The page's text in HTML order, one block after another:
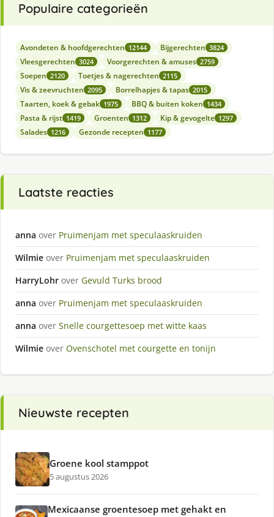
Populaire categorieën
Avondeten & hoofdgerechten 12144 Bijgerechten 3824
Vleesgerechten 3024 Voorgerechten & amuses 2759
Soepen 2120 Toetjes & nagerechten 2115
Vis & zeevruchten 2095 Borrelhapjes & tapas 2015
Taarten, koek & gebak 1975 BBQ & buiten koken 1434
Pasta & rijst 1419 Groenten 1312 Kip & gevogelte 1297
Salades 1216 Gezonde recepten 1177
Laatste reacties
anna over Pruimenjam met speculaaskruiden
Wilmie over Pruimenjam met speculaaskruiden
HarryLohr over Gevuld Turks brood
anna over Pruimenjam met speculaaskruiden
anna over Snelle courgettesoep met witte kaas
Wilmie over Ovenschotel met courgette en tonijn
Nieuwste recepten
Groene kool stamppot
5 augustus 2026
Mexicaanse groentesoep met gehakt en